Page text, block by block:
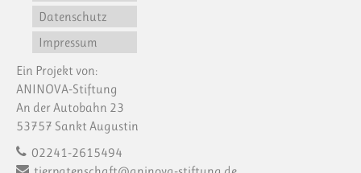
Datenschutz
Impressum
Ein Projekt von:
ANINOVA-Stiftung
An der Autobahn 23
53757 Sankt Augustin
02241-2615494